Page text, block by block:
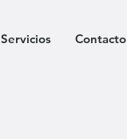
Servicios Contacto